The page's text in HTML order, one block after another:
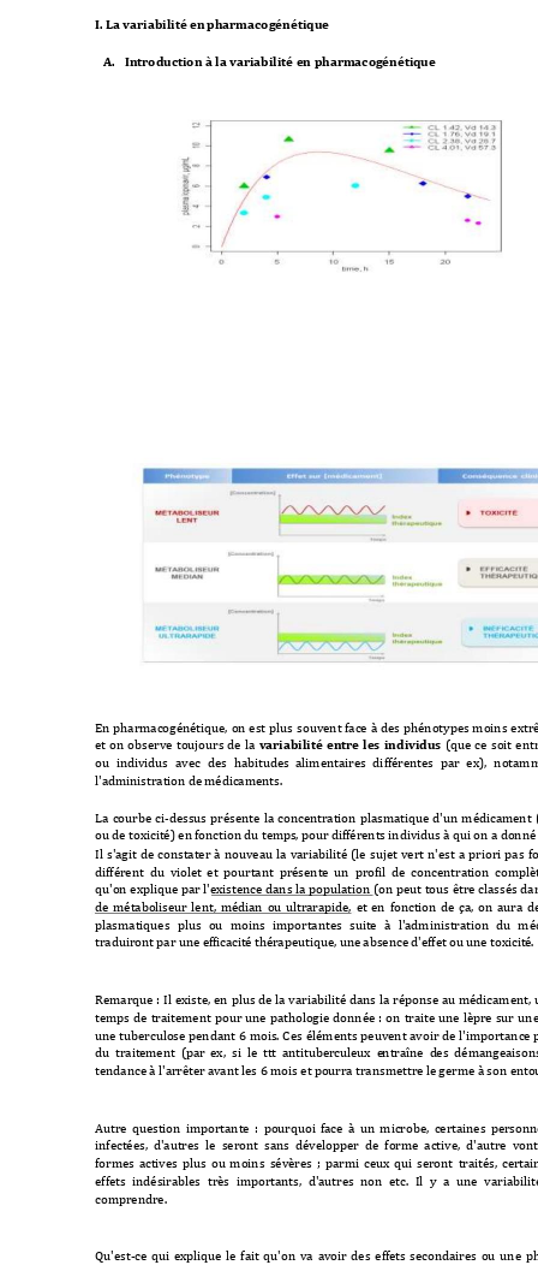
I. La variabilité en pharmacogénétique
A. Introduction à la variabilité en pharmacogénétique
En pharmacogénétique, on est plus souvent face à des phénotypes moins
et on observe toujours de la variabilité entre les individus (que ce soit
ou individus avec des habitudes alimentaires différentes par ex),
l'administration de médicaments.
La courbe ci-dessus présente la concentration plasmatique d'un médicament
ou de toxicité) en fonction du temps, pour différents individus à qui on a donné
Il s'agit de constater à nouveau la variabilité (le sujet vert n'est a priori pas
différent  du  violet et  pourtant  présente
  un  profil  de  concentrat
ion
qu'on explique par l'existence dans la population (on peut tous être classés
de métaboliseur lent, médian ou ultrarapide, et en fonction de ça, on aura
plasmatiques plus ou moins importantes suite à l'administration du
traduiront par une efficacité thérapeutique, une absence d'effet ou une toxicité.
Remarque : Il existe, en plus de la variabilité dans la réponse au médicament,
temps de traitement pour une pathologie donnée : on traite une lèpre sur
une tuberculose pendant 6 mois. Ces éléments peuvent avoir de l'importance
du  traitement  (par ex,  si  le  ttt
  antit
uberculeux  entraîne  des  démang
tendance à l'arrêter avant les 6 mois et pourra transmettre le germe à son ent
Autre question importante :  pourquoi face à  un microbe, certaines
infectées, d'autres le seront sans développer de forme active, d'autre
formes actives plus ou moins sévères ; parmi ceux qui seront traités, c
effets indésirables très importants, d'autres non etc. Il y a une
comprendre.
Qu'est-ce qui explique le fait qu'on va avoir des effets secondaires ou une